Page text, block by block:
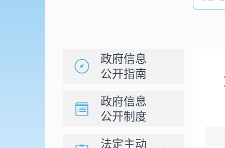
政府信息
公开指南
政府信息
公开制度
法定主动